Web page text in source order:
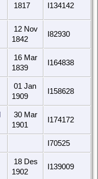
1817 I134142
12 Nov
1842
I82930
16 Mar
1839
I164838
01 Jan
1909
I158628
30 Mar
1901
I174172
I70525
18 Des
1902
I139009